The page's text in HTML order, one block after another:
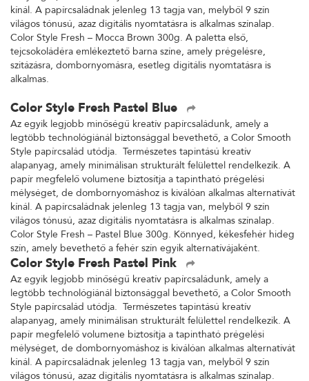
kínál. A papírcsaládnak jelenleg 13 tagja van, melyből 9 szín
világos tónusú, azaz digitális nyomtatásra is alkalmas színalap.
Color Style Fresh – Mocca Brown 300g. A paletta első,
tejcsokoládéra emlékeztető barna színe, amely prégelésre,
szitázásra, dombornyomásra, esetleg digitális nyomtatásra is
alkalmas.
Color Style Fresh Pastel Blue
Az egyik legjobb minőségű kreatív papírcsaládunk, amely a
legtöbb technológiánál biztonsággal bevethető, a Color Smooth
Style papírcsalád utódja. Természetes tapintású kreatív
alapanyag, amely minimálisan strukturált felülettel rendelkezik. A
papír megfelelő volumene biztosítja a tapintható prégelési
mélységet, de dombornyomáshoz is kiválóan alkalmas alternatívát
kínál. A papírcsaládnak jelenleg 13 tagja van, melyből 9 szín
világos tónusú, azaz digitális nyomtatásra is alkalmas színalap.
Color Style Fresh – Pastel Blue 300g. Könnyed, kékesfehér hideg
szín, amely bevethető a fehér szín egyik alternatívájaként.
Color Style Fresh Pastel Pink
Az egyik legjobb minőségű kreatív papírcsaládunk, amely a
legtöbb technológiánál biztonsággal bevethető, a Color Smooth
Style papírcsalád utódja. Természetes tapintású kreatív
alapanyag, amely minimálisan strukturált felülettel rendelkezik. A
papír megfelelő volumene biztosítja a tapintható prégelési
mélységet, de dombornyomáshoz is kiválóan alkalmas alternatívát
kínál. A papírcsaládnak jelenleg 13 tagja van, melyből 9 szín
világos tónusú, azaz digitális nyomtatásra is alkalmas színalap.